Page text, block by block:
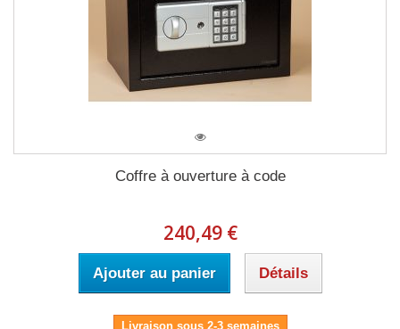
Coffre à ouverture à code
240,49 €
Ajouter au panier Détails
Livraison sous 2-3 semaines